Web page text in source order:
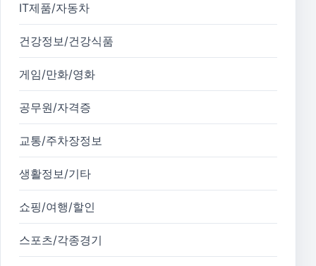
IT제품/자동차
건강정보/건강식품
게임/만화/영화
공무원/자격증
교통/주차장정보
생활정보/기타
쇼핑/여행/할인
스포츠/각종경기